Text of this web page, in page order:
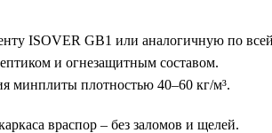
ISOVER GB1 или аналогичную по всей
и огнезащитным составом.
минплиты плотностью 40–60 кг/м³.
враспор – без заломов и щелей.